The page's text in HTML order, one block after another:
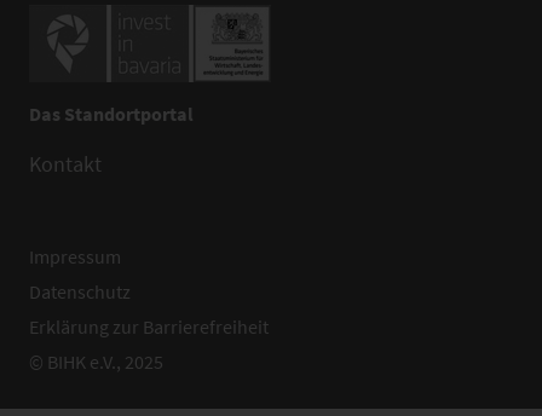
Das Standortportal
Kontakt
Impressum
Datenschutz
Erklärung zur Barrierefreiheit
© BIHK e.V., 2025